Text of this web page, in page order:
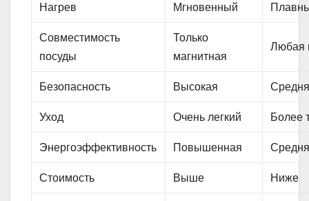
Нагрев Мгновенный
Совместимость
посуды
Только
магнитная
Любая
Безопасность Высокая
Уход Очень легкий Более
Энергоэффективность Повышенная
Стоимость Выше Ниже